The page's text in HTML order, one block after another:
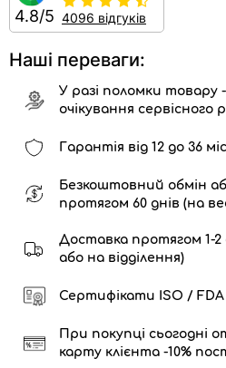
4.8/5 4096 відгуків
Наші переваги:
У разі поломки товару
очікування сервісного
Гарантія від 12 до 36
Безкоштовний обмін
протягом 60 днів (на
Доставка протягом 1-2
або на відділення)
Сертифікати ISO / FDA
При покупці сьогодні
карту клієнта -10%